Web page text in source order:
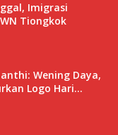
Imigrasi
Tiongkok
Wening Daya,
Logo Hari...